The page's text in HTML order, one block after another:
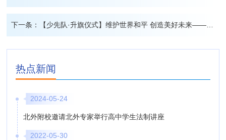
下一条： 【少先队·升旗仪式】维护世界和平 创造美好未来——我校举行小学生第9周升旗仪式
热点新闻
2024-05-24
北外附校邀请北外专家举行高中学生法制讲座
2022-05-30